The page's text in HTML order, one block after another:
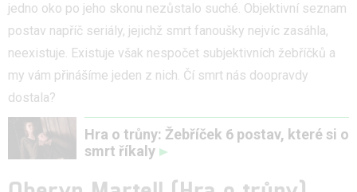
jedno oko po jeho skonu nezůstalo suché. Objektivní seznam
postav napříč seriály, jejichž smrt fanoušky nejvíc zasáhla,
neexistuje. Existuje však nespočet subjektivních žebříčků a
my vám přinášíme jeden z nich. Čí smrt nás doopravdy
dostala?
Hra o trůny: Žebříček 6 postav, které si o
smrt říkaly